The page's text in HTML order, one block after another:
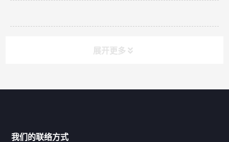
展开更多
我们的联络方式